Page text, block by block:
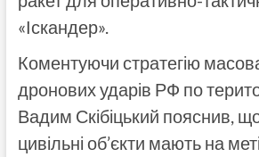
«Іскандер».
Коментуючи стратегію
дронових ударів РФ по
Вадим Скібіцький пояснив,
цивільні об’єкти мають на